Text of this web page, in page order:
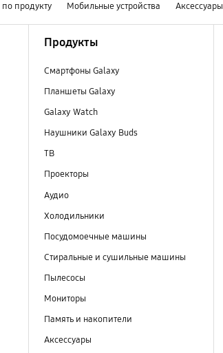
продукту Мобильные устройства Аксессуары
Продукты
Смартфоны Galaxy
Планшеты Galaxy
Galaxy Watch
Наушники Galaxy Buds
ТВ
Проекторы
Аудио
Холодильники
Посудомоечные машины
Стиральные и сушильные машины
Пылесосы
Мониторы
Память и накопители
Аксессуары